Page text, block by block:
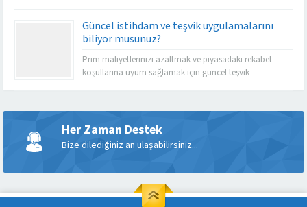
sağlamaktadır.
Güncel istihdam ve teşvik uygulamalarını
biliyor musunuz?
Prim maliyetlerinizi azaltmak ve piyasadaki rekabet
koşullarına uyum sağlamak için güncel teşvik
Her Zaman Destek
Bize dilediğiniz an ulaşabilirsiniz...